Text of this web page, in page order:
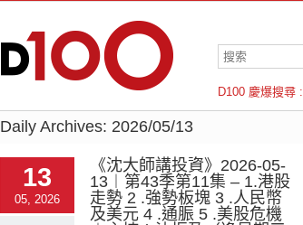
D100 慶爆搜尋 :
羅倫斯
Daily Archives: 2026/05/13
13
05, 2026
《沈大師講投資》2026-05-
13︱第43季第11集 – 1.港股
走勢 2 .強勢板塊 3 .人民幣
及美元 4 .通脤 5 .美股危機